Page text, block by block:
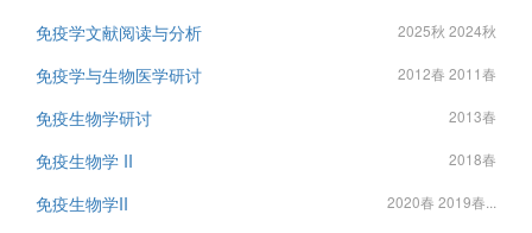
免疫学文献阅读与分析 2025秋 2024秋
免疫学与生物医学研讨 2012春 2011春
免疫生物学研讨 2013春
免疫生物学 II 2018春
免疫生物学II 2020春 2019春...